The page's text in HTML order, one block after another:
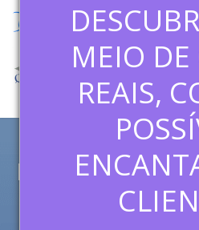
MEIO DE
REAIS,
LIDERANÇA
ENTRE